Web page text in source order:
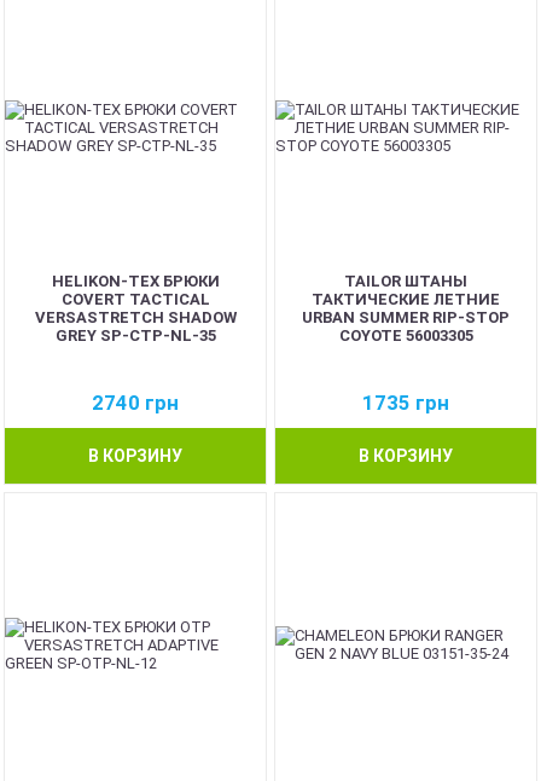
HELIKON-TEX БРЮКИ
COVERT TACTICAL
VERSASTRETCH SHADOW
GREY SP-CTP-NL-35
2740 грн
В КОРЗИНУ
TAILOR ШТАНЫ
ТАКТИЧЕСКИЕ ЛЕТНИЕ
URBAN SUMMER RIP-STOP
COYOTE 56003305
1735 грн
В КОРЗИНУ